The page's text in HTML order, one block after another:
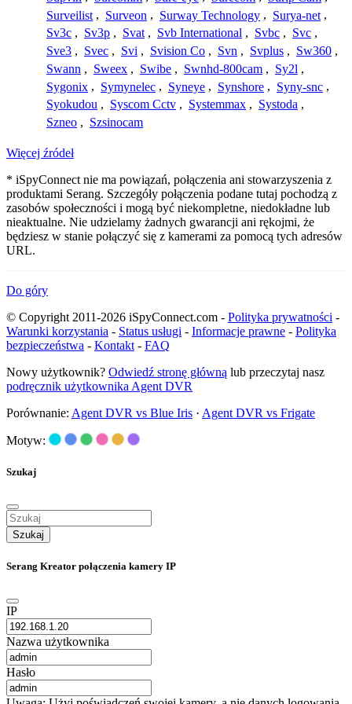
Surveilist , Surveon , Surway Technology , Surya-net ,
Sv3c , Sv3p , Svat , Svb International , Svbc , Svc ,
Sve3 , Svec , Svi , Svision Co , Svn , Svplus , Sw360 ,
Swann , Sweex , Swibe , Swnhd-800cam , Sy2l ,
Sygonix , Symynelec , Syneye , Synshore , Syny-snc ,
Syokudou , Syscom Cctv , Systemmax , Systoda ,
Szneo , Szsinocam
Więcej źródeł
* iSpyConnect nie ma powiązań, połączenia ani stowarzyszenia z
produktami Serang. Szczegóły połączenia podane tutaj pochodzą z
zasobów społeczności i mogą być niekompletne, niedokładne lub
nieaktualne. Nie udzielamy żadnych gwarancji ani rękojmi, że
będziesz w stanie połączyć się z kamerami za pomocą tych adresów
URL.
Do góry
© Copyright 2011-2026 iSpyConnect.com - Polityka prywatności -
Warunki korzystania - Status usługi - Informacje prawne - Polityka
bezpieczeństwa - Kontakt - FAQ
Nowy użytkownik? Odwiedź stronę główną lub przeczytaj nasz
podręcznik użytkownika Agent DVR
Porównanie: Agent DVR vs Blue Iris · Agent DVR vs Frigate
Motyw:
Szukaj
Szukaj
Serang Kreator połączenia kamery IP
IP
Nazwa użytkownika
Hasło